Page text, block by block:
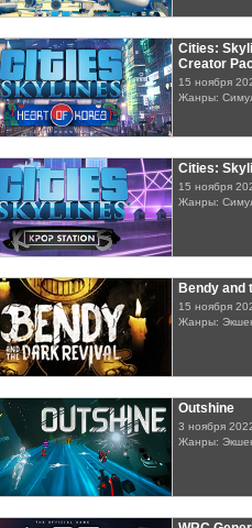
Cities:
Creator
15 ноября
Жанры:
Cities:
15 ноября
Жанры:
Bendy and
15 ноября
Жанры:
Outshine
3 ноября
Жанры: